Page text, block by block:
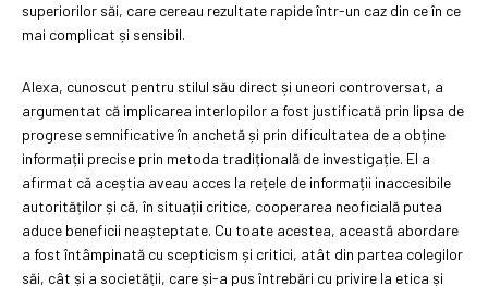
superiorilor săi, care cereau rezultate rapide într-un caz din ce în ce
mai complicat și sensibil.
Alexa, cunoscut pentru stilul său direct și uneori controversat, a
argumentat că implicarea interlopilor a fost justificată prin lipsa de
progrese semnificative în anchetă și prin dificultatea de a obține
informații precise prin metoda tradițională de investigație. El a
afirmat că aceștia aveau acces la rețele de informații inaccesibile
autorităților și că, în situații critice, cooperarea neoficială putea
aduce beneficii neașteptate. Cu toate acestea, această abordare
a fost întâmpinată cu scepticism și critici, atât din partea colegilor
săi, cât și a societății, care și-a pus întrebări cu privire la etica și